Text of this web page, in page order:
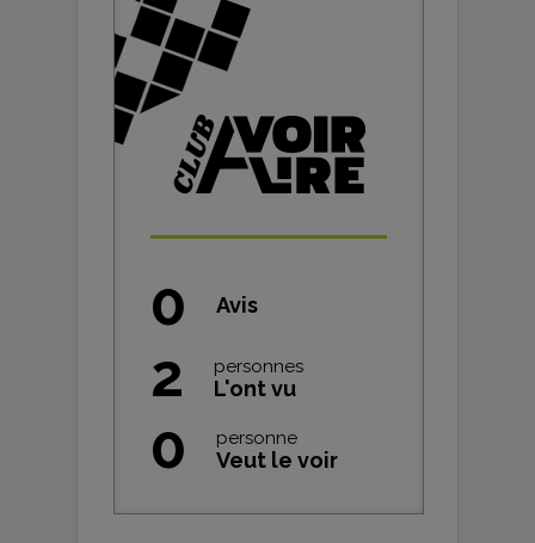
0 Avis
2 personnes
L'ont vu
0 personne
Veut le voir